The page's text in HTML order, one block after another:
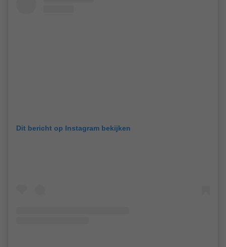
Dit bericht op Instagram bekijken